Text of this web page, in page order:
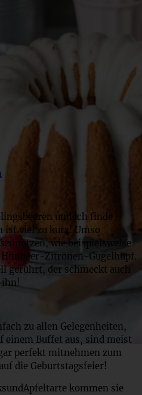
und ich finde
ist viel zu kurz! Umso
wie beispielsweise
Zitronen-Gugelhupf.
gerührt, der schmeckt auch
ihn!
zu allen Gelegenheiten,
einem Buffet aus, sind meist
perfekt mitnehmen zum
die Geburtstagsfeier!
kommen sie